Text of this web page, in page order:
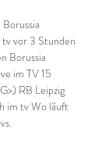
vor 3 Stunden
Borussia
im TV 15
RB Leipzig
im tv Wo läuft